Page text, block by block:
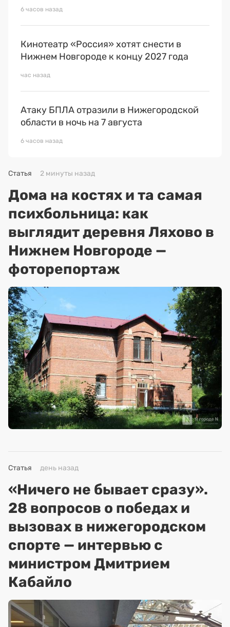
6 часов назад
Кинотеатр «Россия» хотят снести в
Нижнем Новгороде к концу 2027 года
час назад
Атаку БПЛА отразили в Нижегородской
области в ночь на 7 августа
6 часов назад
Статья 2 минуты назад
Дома на костях и та самая
психбольница: как
выглядит деревня Ляхово в
Нижнем Новгороде —
фоторепортаж
Статья день назад
«Ничего не бывает сразу».
28 вопросов о победах и
вызовах в нижегородском
спорте — интервью с
министром Дмитрием
Кабайло